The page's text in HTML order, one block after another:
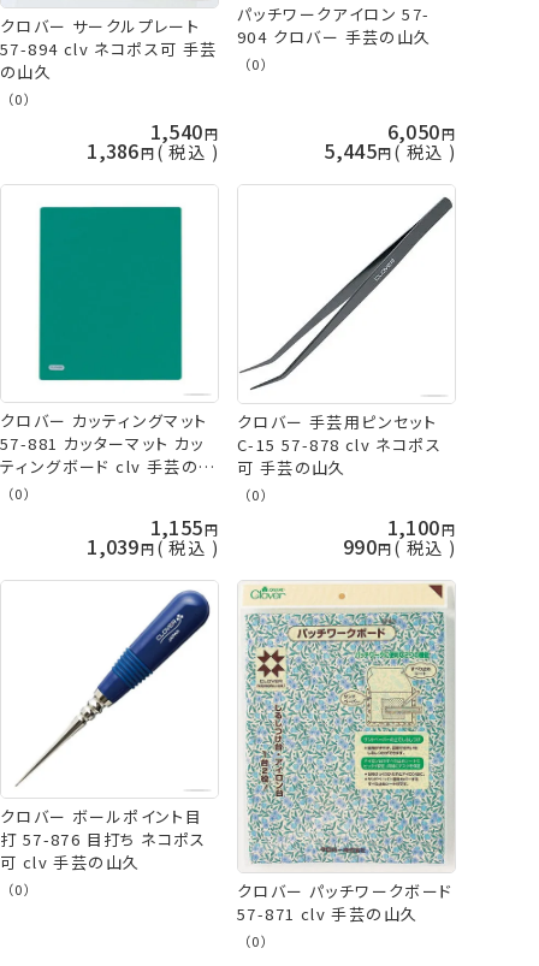
クロバー サークルプレート
57-894 clv ネコポス可 手芸
の山久
（0）
1,540
1,386 税込
パッチワークアイロン 57-
904 クロバー 手芸の山久
（0）
6,050
5,445 税込
クロバー カッティングマット
57-881 カッターマット カッ
ティングボード clv 手芸の山
久
（0）
1,155
1,039 税込
クロバー 手芸用ピンセット
C-15 57-878 clv ネコポス
可 手芸の山久
（0）
1,100
990 税込
クロバー ボールポイント目
打 57-876 目打ち ネコポス
可 clv 手芸の山久
（0）
クロバー パッチワークボード
57-871 clv 手芸の山久
（0）